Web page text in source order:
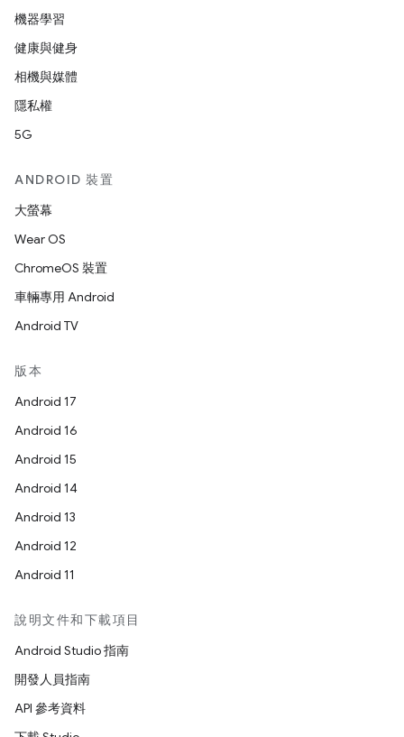
機器學習
健康與健身
相機與媒體
隱私權
5G
ANDROID 裝置
大螢幕
Wear OS
ChromeOS 裝置
車輛專用 Android
Android TV
版本
Android 17
Android 16
Android 15
Android 14
Android 13
Android 12
Android 11
說明文件和下載項目
Android Studio 指南
開發人員指南
API 參考資料